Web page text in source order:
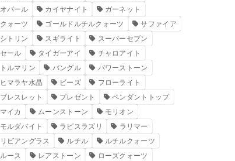
オパール
カイヤナイト
ガーネット
クォーツ
ゴールドルチルクォーツ
サファイア
シトリン
スギライト
スーパーセブン
セール
タイガーアイ
チャロアイト
トルマリン
バングル
パワーストーン
ヒマラヤ水晶
ビーズ
フローライト
ブレスレット
プレゼント
ペンダントトップ
マイカ
ムーンストーン
モリオン
モルダバイト
ラピスラズリ
ラリマー
リビアングラス
ルチル
ルチルクォーツ
ルース
レアストーン ローズクォーツ